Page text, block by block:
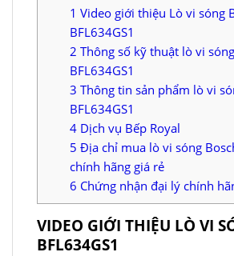
1 Video giới thiệu Lò vi sóng
BFL634GS1
2 Thông số kỹ thuật lò vi
BFL634GS1
3 Thông tin sản phẩm lò vi
BFL634GS1
4 Dịch vụ Bếp Royal
5 Địa chỉ mua lò vi sóng
chính hãng giá rẻ
6 Chứng nhận đại lý chính
VIDEO GIỚI THIỆU LÒ VI
BFL634GS1